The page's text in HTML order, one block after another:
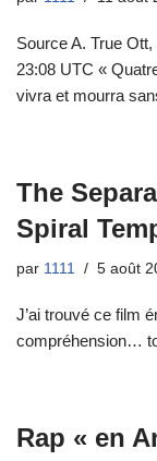
Source A. True
23:08 UTC «
vivra et mourra
The
Spiral
par 1111 5 août
J’ai trouvé ce film
compréhension…
Rap « en